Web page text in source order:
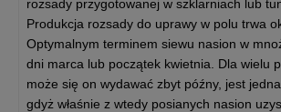
rozsady przygotowanej w szklarniach lub
Produkcja rozsady do uprawy w polu trwa
Optymalnym terminem siewu nasion w
dni marca lub początek kwietnia. Dla wielu
może się on wydawać zbyt późny, jest
gdyż właśnie z wtedy posianych nasion